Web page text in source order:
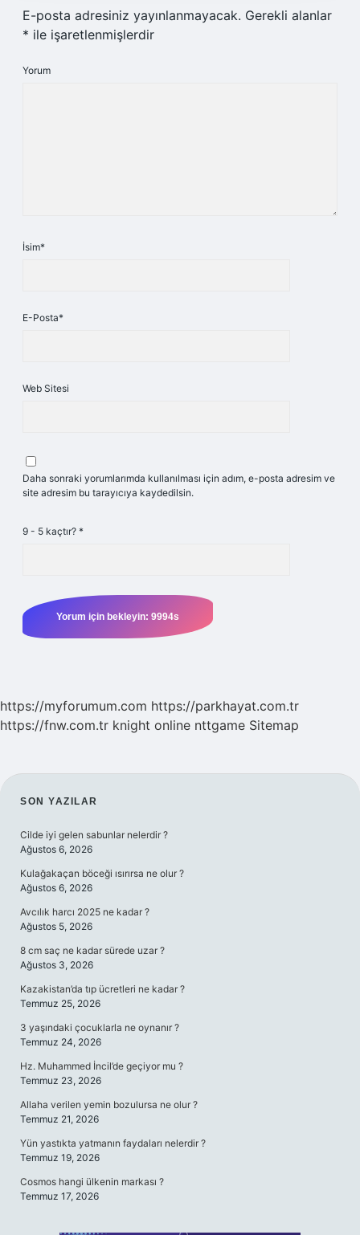
E-posta adresiniz yayınlanmayacak. Gerekli alanlar
* ile işaretlenmişlerdir
Yorum
İsim*
E-Posta*
Web Sitesi
Daha sonraki yorumlarımda kullanılması için adım, e-posta adresim ve
site adresim bu tarayıcıya kaydedilsin.
9 - 5 kaçtır? *
https://myforumum.com https://parkhayat.com.tr
https://fnw.com.tr knight online nttgame Sitemap
SIDEBAR
SON YAZILAR
Cilde iyi gelen sabunlar nelerdir ?
Ağustos 6, 2026
Kulağakaçan böceği ısırırsa ne olur ?
Ağustos 6, 2026
Avcılık harcı 2025 ne kadar ?
Ağustos 5, 2026
8 cm saç ne kadar sürede uzar ?
Ağustos 3, 2026
Kazakistan’da tıp ücretleri ne kadar ?
Temmuz 25, 2026
3 yaşındaki çocuklarla ne oynanır ?
Temmuz 24, 2026
Hz. Muhammed İncil’de geçiyor mu ?
Temmuz 23, 2026
Allaha verilen yemin bozulursa ne olur ?
Temmuz 21, 2026
Yün yastıkta yatmanın faydaları nelerdir ?
Temmuz 19, 2026
Cosmos hangi ülkenin markası ?
Temmuz 17, 2026